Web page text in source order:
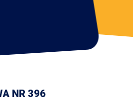
NR 396